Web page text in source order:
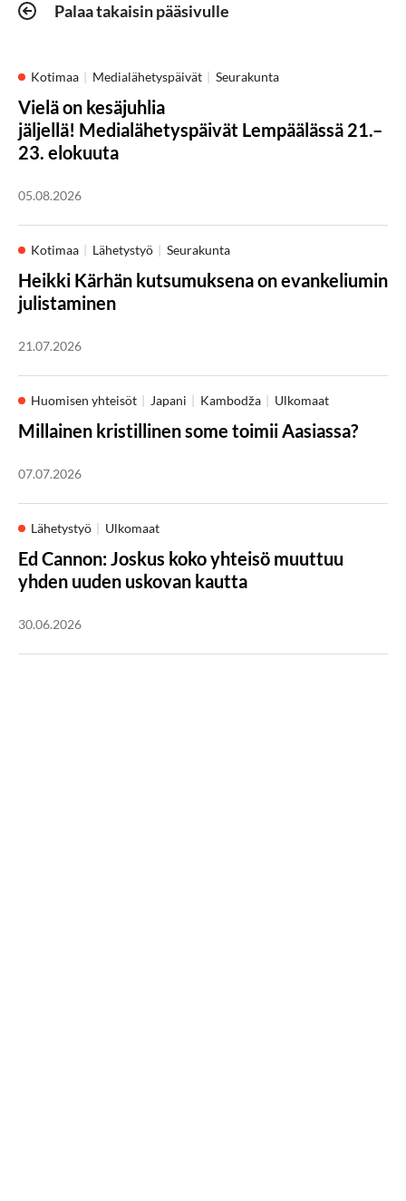
Palaa takaisin pääsivulle
Kotimaa Medialähetyspäivät Seurakunta
Vielä on kesäjuhlia
jäljellä! Medialähetyspäivät Lempäälässä 21.–
23. elokuuta
05.08.2026
Kotimaa Lähetystyö Seurakunta
Heikki Kärhän kutsumuksena on evankeliumin
julistaminen
21.07.2026
Huomisen yhteisöt Japani Kambodža Ulkomaat
Millainen kristillinen some toimii Aasiassa?
07.07.2026
Lähetystyö Ulkomaat
Ed Cannon: Joskus koko yhteisö muuttuu
yhden uuden uskovan kautta
30.06.2026